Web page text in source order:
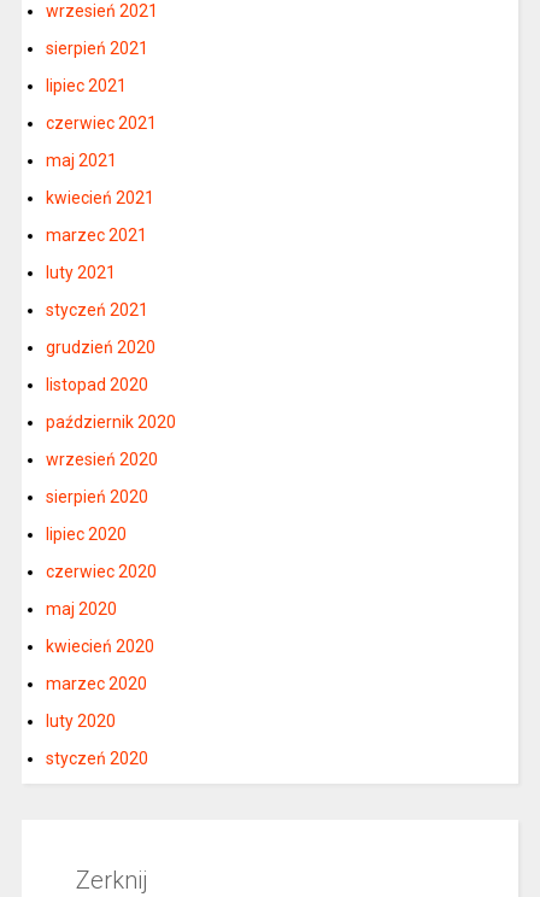
wrzesień 2021
sierpień 2021
lipiec 2021
czerwiec 2021
maj 2021
kwiecień 2021
marzec 2021
luty 2021
styczeń 2021
grudzień 2020
listopad 2020
październik 2020
wrzesień 2020
sierpień 2020
lipiec 2020
czerwiec 2020
maj 2020
kwiecień 2020
marzec 2020
luty 2020
styczeń 2020
Zerknij